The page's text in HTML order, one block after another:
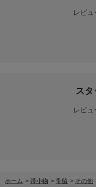
レビュ
スタ
レビュ
ホーム > 帯小物 > 帯留 > その他